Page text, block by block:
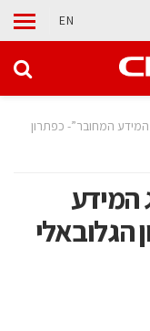
EN
המחובר”- כפתרון
המידע
הגלובאלי